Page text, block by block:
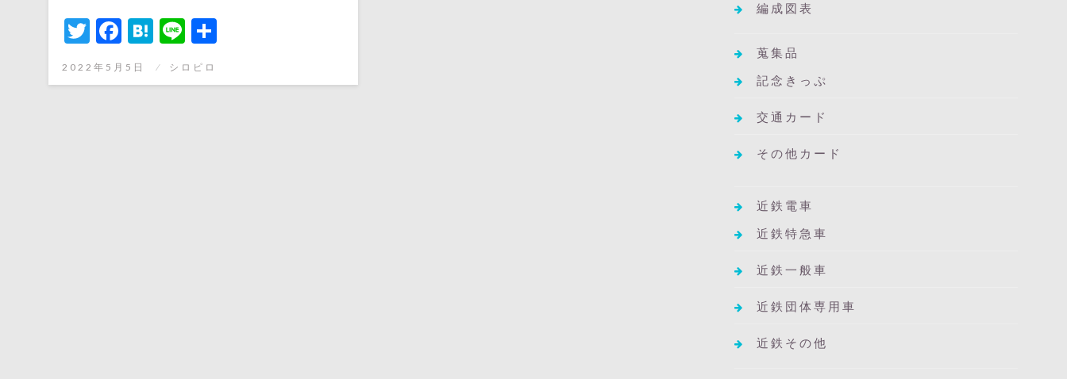
Twitter
Facebook
Hatena
Line
投
日:
2022年5月5日 シロピロ
編成図表
蒐集品
記念きっぷ
交通カード
その他カード
近鉄電車
近鉄特急車
近鉄一般車
近鉄団体専用車
近鉄その他